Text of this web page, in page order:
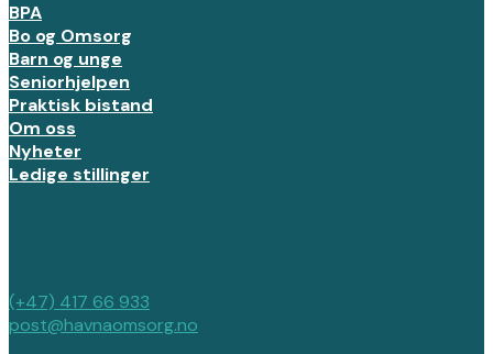
BPA
Bo og Omsorg
Barn og unge
Seniorhjelpen
Praktisk bistand
Om oss
Nyheter
Ledige stillinger
(+47) 417 66 933
post@havnaomsorg.no